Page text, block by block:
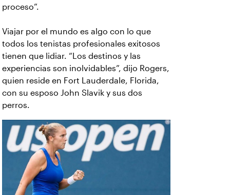
proceso”.
Viajar por el mundo es algo con lo que
todos los tenistas profesionales exitosos
tienen que lidiar. “Los destinos y las
experiencias son inolvidables”, dijo Rogers,
quien reside en Fort Lauderdale, Florida,
con su esposo John Slavik y sus dos
perros.